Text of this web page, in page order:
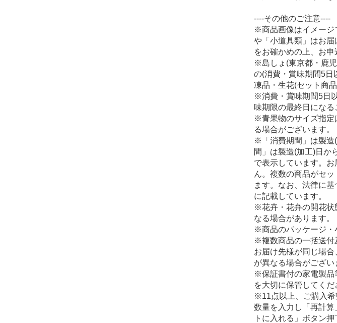
----その他のご注意----
※商品画像はイメージ
や「小道具類」はお
をお確かめの上、お申
※島しょ(東京都・鹿
の(消費・賞味期間5日
凍品・生花(セット商
※消費・賞味期間5日
味期限の最終日になる
※青果物のサイズ指定
る場合がございます。
※「消費期間」は製造
間」は製造(加工)日か
で表示しています。
ん。複数の商品がセ
ます。なお、法律に
に記載しています。
※花卉・花弁の開花状
なる場合があります。
※商品のパッケージ・
※複数商品の一括送付
お届け先様が同じ場
が異なる場合がござい
※保証書付の家電製品
を大切に保管してくだ
※11点以上、ご購入希
数量を入力し「再計
トに入れる」ボタン